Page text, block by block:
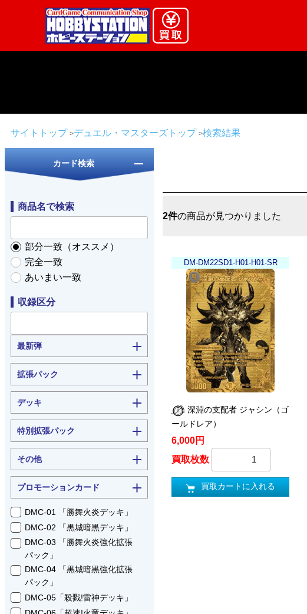
サイトトップ デュエル・マスターズトップ 検索結果
カード検索
商品名で検索
部分一致（オススメ）
完全一致
あいまい一致
収録区分
最新弾
拡張パック
デッキ
特別拡張パック
その他
プロモーションカード
DMC-01 「勝舞火炎デッキ」
DMC-02 「黒城暗黒デッキ」
DMC-03 「勝舞火炎強化拡張
パック」
DMC-04 「黒城暗黒強化拡張
パック」
DMC-05「殺戮!雷神デッキ」
2件の商品が見つかりました
DM-DM22SD1-H01-H01-SR
深淵の支配者 ジャシン（ゴ
ールドレア）
6,000円
買取枚数
買取カートに入れる